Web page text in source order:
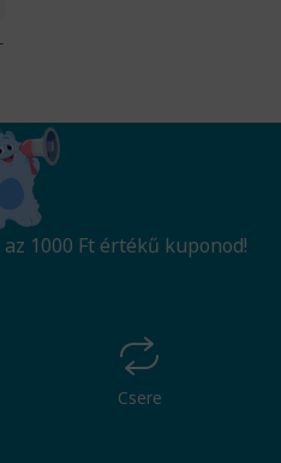
-
1000 Ft értékű kuponod!
Csere